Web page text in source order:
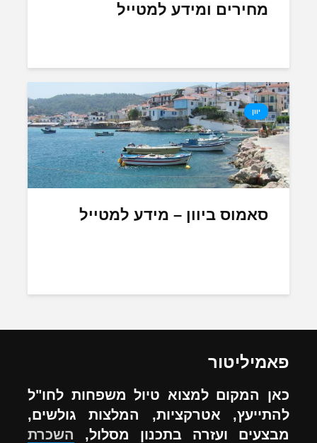
מחירים ומידע למטייל
יוון
סאמוס ביוון – מידע למטייל
פאמיליטור
כאן המקום למצוא טיול משפחות לחו"ל
להתייעץ, אטרקציות, המלצות גולשים,
מבצעים ועזרה בתכנון מסלול, השכרת